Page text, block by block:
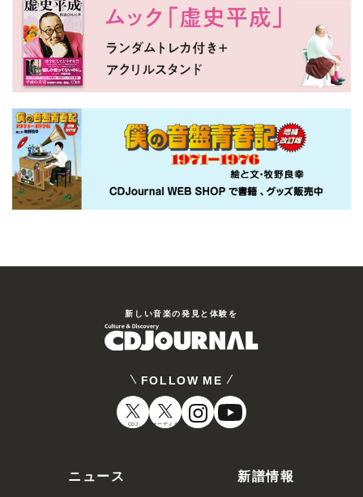
新しい⾳楽の発⾒と体験を
FOLLOW ME
CDJ オーディオ
ニュース 新譜情報